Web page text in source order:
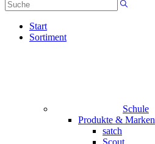
Start
Sortiment
Schule
Produkte & Marken
satch
Scout